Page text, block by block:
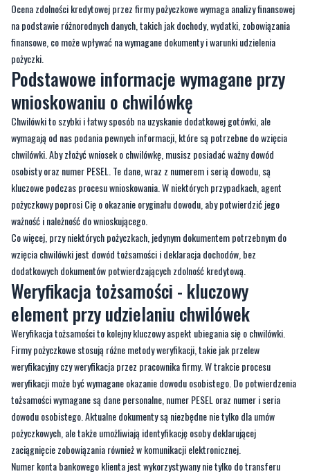
Ocena zdolności kredytowej przez firmy pożyczkowe wymaga analizy finansowej
na podstawie różnorodnych danych, takich jak dochody, wydatki, zobowiązania
finansowe, co może wpływać na wymagane dokumenty i warunki udzielenia
pożyczki.
Podstawowe informacje wymagane przy
wnioskowaniu o chwilówkę
Chwilówki to szybki i łatwy sposób na uzyskanie dodatkowej gotówki, ale
wymagają od nas podania pewnych informacji, które są potrzebne do wzięcia
chwilówki. Aby złożyć wniosek o chwilówkę, musisz posiadać ważny dowód
osobisty oraz numer PESEL. Te dane, wraz z numerem i serią dowodu, są
kluczowe podczas procesu wnioskowania. W niektórych przypadkach, agent
pożyczkowy poprosi Cię o okazanie oryginału dowodu, aby potwierdzić jego
ważność i należność do wnioskującego.
Co więcej, przy niektórych pożyczkach, jedynym dokumentem potrzebnym do
wzięcia chwilówki jest dowód tożsamości i deklaracja dochodów, bez
dodatkowych dokumentów potwierdzających zdolność kredytową.
Weryfikacja tożsamości - kluczowy
element przy udzielaniu chwilówek
Weryfikacja tożsamości to kolejny kluczowy aspekt ubiegania się o chwilówki.
Firmy pożyczkowe stosują różne metody weryfikacji, takie jak przelew
weryfikacyjny czy weryfikacja przez pracownika firmy. W trakcie procesu
weryfikacji może być wymagane okazanie dowodu osobistego. Do potwierdzenia
tożsamości wymagane są dane personalne, numer PESEL oraz numer i seria
dowodu osobistego. Aktualne dokumenty są niezbędne nie tylko dla umów
pożyczkowych, ale także umożliwiają identyfikację osoby deklarującej
zaciągnięcie zobowiązania również w komunikacji elektronicznej.
Numer konta bankowego klienta jest wykorzystywany nie tylko do transferu